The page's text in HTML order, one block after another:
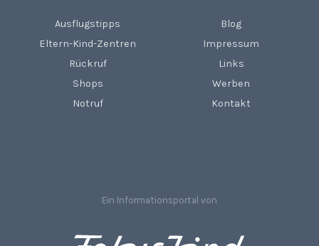
Ausflugstipps
Eltern-Kind-Zentren
Rückruf
Shops
Notruf
Blog
Impressum
Links
Werben
Kontakt
Ein Informationsportal von